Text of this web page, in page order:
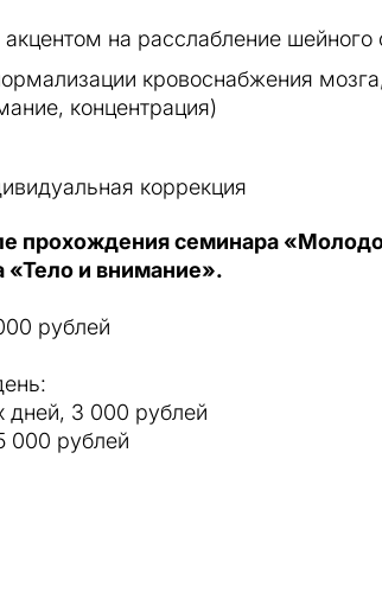
на расслабление шейного
кровоснабжения
концентрация)
коррекция
прохождения семинара
«Тело и внимание».
рублей
дней, 3 000 рублей
000 рублей